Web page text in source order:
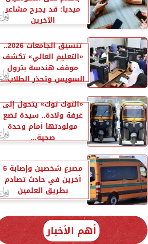
ميديا: قد يجرح مشاعر
الآخرين
تنسيق الجامعات 2026..
«التعليم العالي» تكشف
موقف هندسة بترول
السويس وتحذر الطلاب...
«التوك توك» يتحول إلى
غرفة ولادة.. سيدة تضع
مولودتها أمام وحدة
صحية...
مصرع شخصين وإصابة 6
آخرين في حادث تصادم
بطريق العلمين
أهم الأخبار